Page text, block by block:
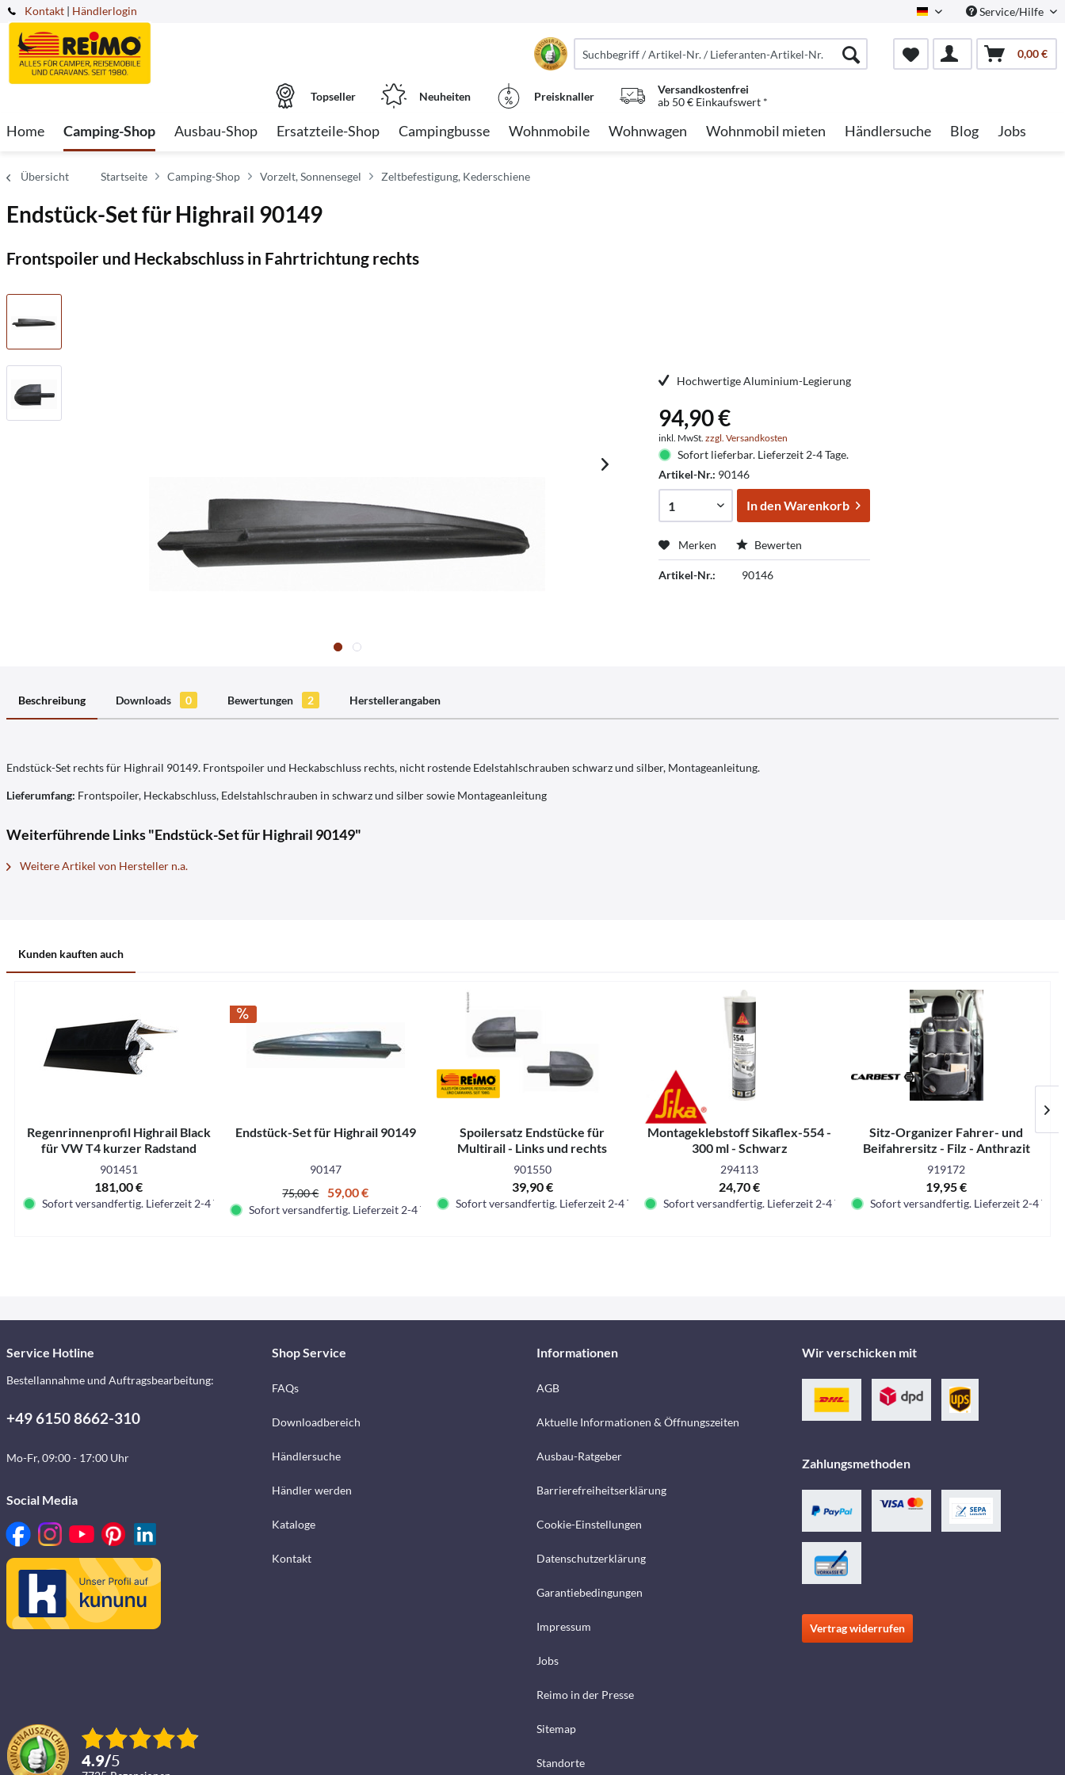
Kontakt German Service/Hilfe
| Händlerlogin
0,00 €
Topseller Neuheiten Preisknaller
Versandkostenfrei
ab 50 € Einkaufswert *
Home Camping-Shop Ausbau-Shop Ersatzteile-Shop Campingbusse Wohnmobile Wohnwagen Wohnmobil mieten Händlersuche Blog Jobs
Übersicht Startseite Camping-Shop Vorzelt, Sonnensegel Zeltbefestigung, Kederschiene
Endstück-Set für Highrail 90149
Frontspoiler und Heckabschluss in Fahrtrichtung rechts
Hochwertige Aluminium-Legierung
94,90 €
inkl. MwSt.zzgl. Versandkosten
Sofort lieferbar. Lieferzeit 2-4 Tage.
Artikel-Nr.: 90146
In denWarenkorb
Merken Bewerten
Artikel-Nr.: 90146
Beschreibung Downloads 0 Bewertungen 2 Herstellerangaben
Endstück-Set rechts für Highrail 90149. Frontspoiler und Heckabschluss rechts, nicht rostende Edelstahlschrauben schwarz und silber, Montageanleitung.
Lieferumfang: Frontspoiler, Heckabschluss, Edelstahlschrauben in schwarz und silber sowie Montageanleitung
Weiterführende Links "Endstück-Set für Highrail 90149"
Weitere Artikel von Hersteller n.a.
Kunden kauften auch
Regenrinnenprofil Highrail Black
für VW T4 kurzer Radstand
901451
181,00 €
Sofort versandfertig. Lieferzeit 2-4 Tage.
Endstück-Set für Highrail 90149
90147
75,00 €
59,00 €
Sofort versandfertig. Lieferzeit 2-4 Tage.
Spoilersatz Endstücke für
Multirail - Links und rechts
901550
39,90 €
Sofort versandfertig. Lieferzeit 2-4 Tage.
Montageklebstoff Sikaflex-554 -
300 ml - Schwarz
294113
24,70 €
Sofort versandfertig. Lieferzeit 2-4 Tage.
Sitz-Organizer Fahrer- und
Beifahrersitz - Filz - Anthrazit
919172
19,95 €
Sofort versandfertig. Lieferzeit 2-4 Tage.
Service Hotline
Bestellannahme und Auftragsbearbeitung:
+49 6150 8662-310
Mo-Fr, 09:00 - 17:00 Uhr
Social Media
4.9/5
Shop Service
FAQs
Downloadbereich
Händlersuche
Händler werden
Kataloge
Kontakt
Informationen
AGB
Aktuelle Informationen & Öffnungszeiten
Ausbau-Ratgeber
Barrierefreiheitserklärung
Cookie-Einstellungen
Datenschutzerklärung
Garantiebedingungen
Impressum
Jobs
Reimo in der Presse
Sitemap
Standorte
Wir verschicken mit
Zahlungsmethoden
Vertrag widerrufen